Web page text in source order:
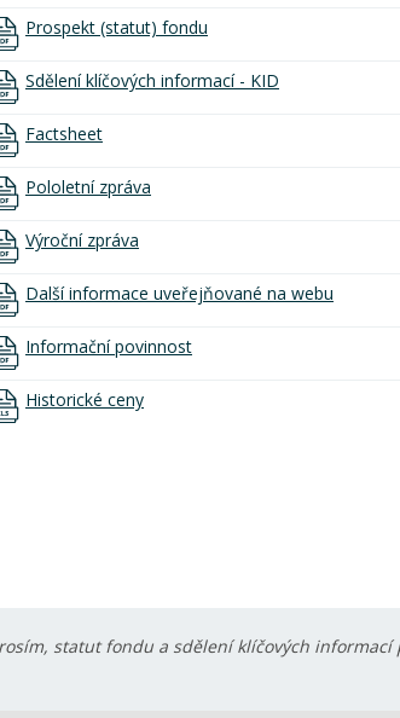
Prospekt (statut) fondu
Sdělení klíčových informací - KID
Factsheet
Pololetní zpráva
Výroční zpráva
Další informace uveřejňované na webu
Informační povinnost
Historické ceny
statut fondu a sdělení klíčových informací